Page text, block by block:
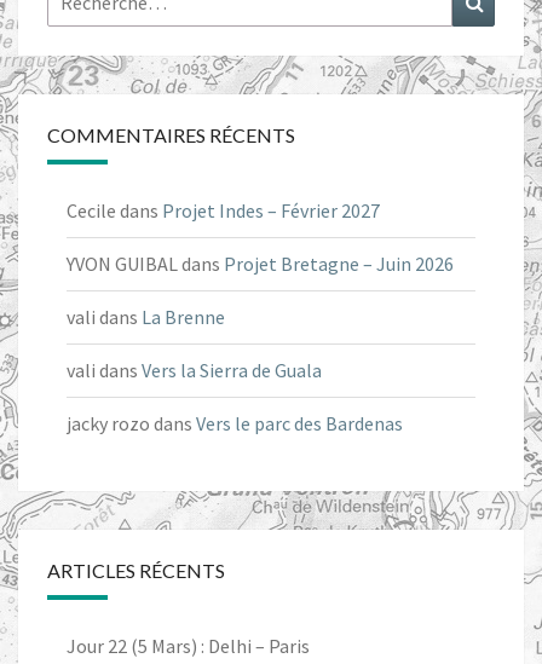
COMMENTAIRES RÉCENTS
Cecile dans Projet Indes – Février 2027
YVON GUIBALdans Projet Bretagne – Juin 2026
vali dans La Brenne
vali dans Vers la Sierra de Guala
jacky rozo dans Vers le parc des Bardenas
ARTICLES RÉCENTS
Jour 22 (5 Mars) : Delhi – Paris